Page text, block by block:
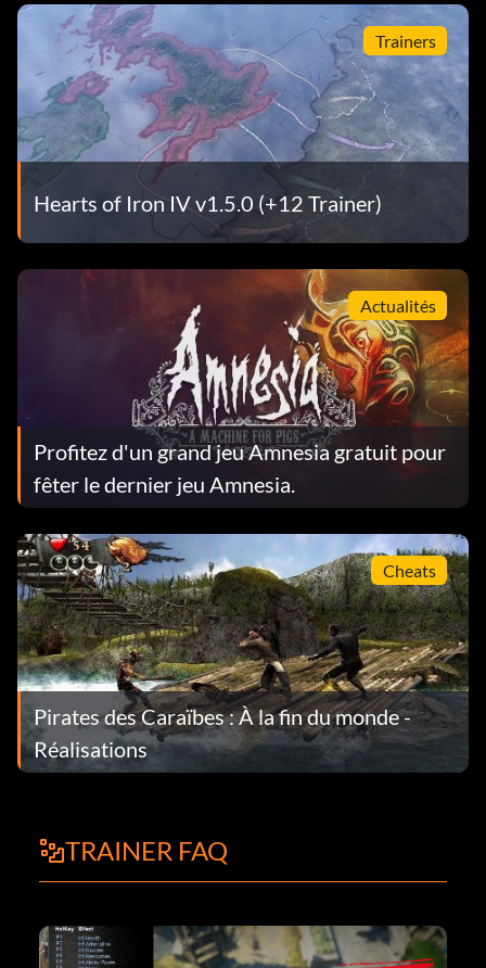
Trainers
Hearts of Iron IV v1.5.0 (+12 Trainer)
Actualités
Profitez d'un grand jeu Amnesia gratuit pour
fêter le dernier jeu Amnesia.
Cheats
Pirates des Caraïbes : À la fin du monde -
Réalisations
TRAINER FAQ